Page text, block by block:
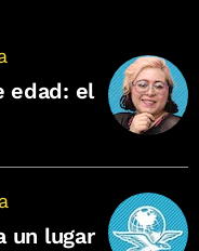
edad: el
un lugar